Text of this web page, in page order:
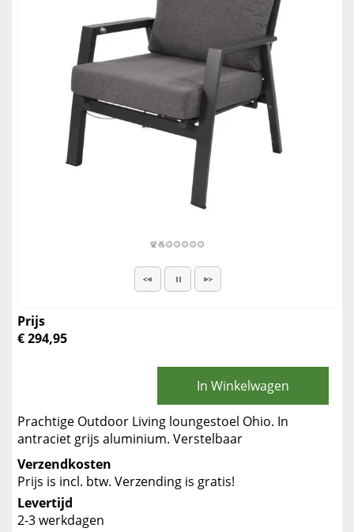
Prijs
€ 294,95
In Winkelwagen
Prachtige Outdoor Living loungestoel Ohio. In
antraciet grijs aluminium. Verstelbaar
Verzendkosten
Prijs is incl. btw. Verzending is gratis!
Levertijd
2-3 werkdagen